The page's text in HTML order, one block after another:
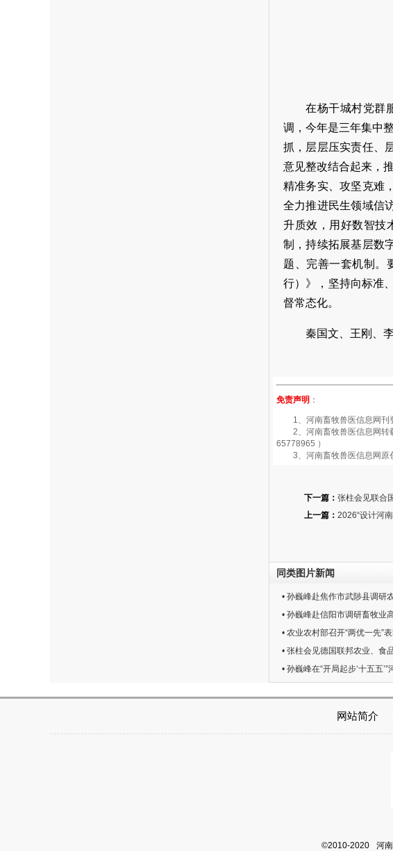
在杨干城村党群
调，今年是三年集中
抓，层层压实责任、
意见整改结合起来，
精准务实、攻坚克难
全力推进民生领域信
升质效，用好数智技
制，持续拓展基层数
题、完善一套机制。
行）》，坚持向标准
督常态化。
秦国文、王刚、
免责声明 ：
1、河南畜牧兽医信息网刊登
2、河南畜牧兽医信息网转载
65778965 ）
3、河南畜牧兽医信息网原创
下一篇： 张柱会见联合
上一篇： 2026“设计河
同类图片新闻
• 孙巍峰赴焦作市武陟县调研
• 孙巍峰赴信阳市调研畜牧业
• 农业农村部召开“两优一先”
• 张柱会见德国联邦农业、食
• 孙巍峰在“开局起步‘十五五
网站简介
©2010-2020 河